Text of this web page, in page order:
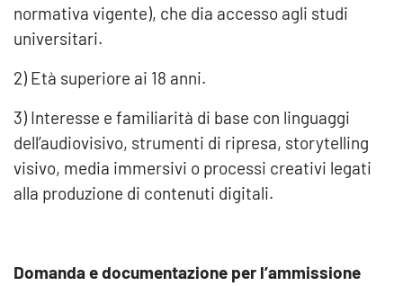
normativa vigente), che dia accesso agli studi
universitari.
2) Età superiore ai 18 anni.
3) Interesse e familiarità di base con linguaggi
dell’audiovisivo, strumenti di ripresa, storytelling
visivo, media immersivi o processi creativi legati
alla produzione di contenuti digitali.
Domanda e documentazione per l’ammissione